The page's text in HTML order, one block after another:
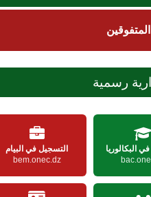
رسمية
البكالوريا
التسجيل في البيام
bem.onec.dz